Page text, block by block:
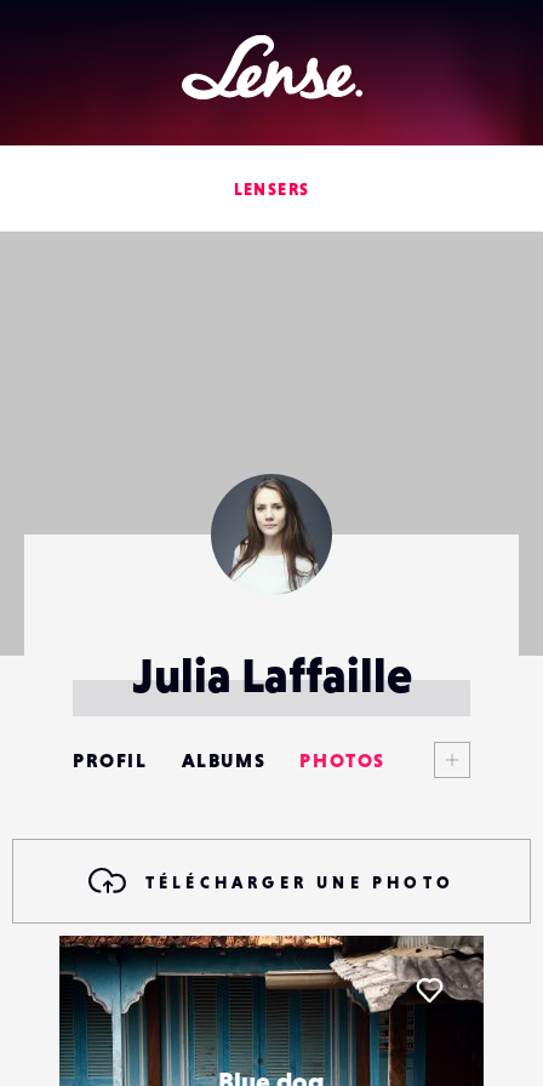
Lense
LENSERS
Julia Laffaille
PROFIL ALBUMS PHOTOS
CONTACTS
ÉVÉNEMENTS
FAVORIS
TÉLÉCHARGER UNE PHOTO
Liker